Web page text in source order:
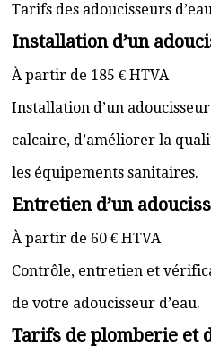
Tarifs des adoucisseurs
Installation d’un
À partir de 185 € HTVA
Installation d’un
calcaire, d’améliorer la
les équipements sanitaires.
Entretien d’un
À partir de 60 € HTVA
Contrôle, entretien et
de votre adoucisseur d’eau.
Tarifs de plomberie et